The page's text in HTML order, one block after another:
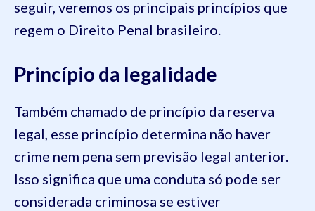
seguir, veremos os principais princípios que
regem o Direito Penal brasileiro.
Princípio da legalidade
Também chamado de princípio da reserva
legal, esse princípio determina não haver
crime nem pena sem previsão legal anterior.
Isso significa que uma conduta só pode ser
considerada criminosa se estiver